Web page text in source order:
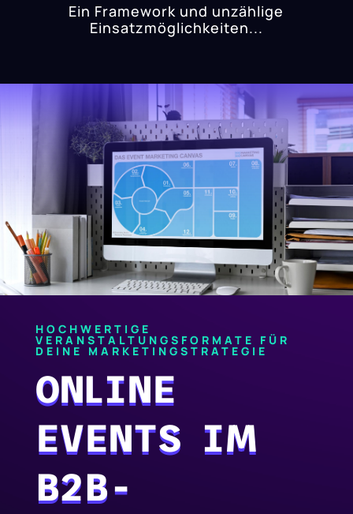
Ein Framework und unzählige
Einsatzmöglichkeiten...
HOCHWERTIGE
VERANSTALTUNGSFORMATE FÜR
DEINE MARKETINGSTRATEGIE
ONLINE
EVENTS IM
B2B-